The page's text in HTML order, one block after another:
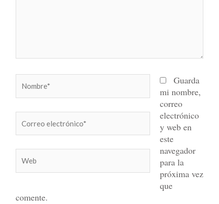
electrónico*
Guarda
mi nombre,
correo
electrónico
y web en
este
navegador
para la
próxima vez
que
comente.